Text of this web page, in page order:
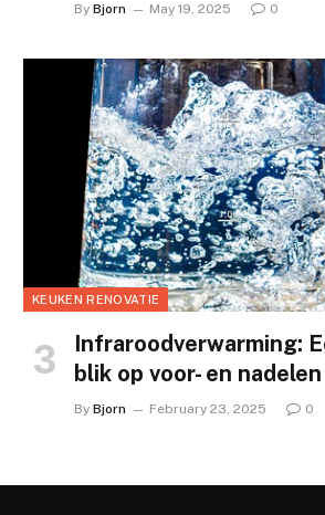
By Bjorn May 19, 2025 0
KEUKEN RENOVATIE
Infraroodverwarming:
blik op voor- en nadelen
By Bjorn February 23, 2025 0